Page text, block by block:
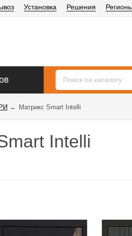
Установка Решения
→ Матрикс Smart Intelli
Intelli